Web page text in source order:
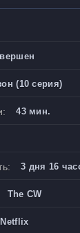
(10 серия)
43 мин.
3 дня 16
The CW
Netflix